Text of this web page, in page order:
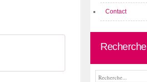
Contact
Recherche